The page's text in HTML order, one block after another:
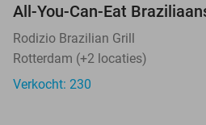
All-You-Can-Eat
Rodizio Brazilian Grill
Rotterdam (+2 locaties)
Verkocht: 230